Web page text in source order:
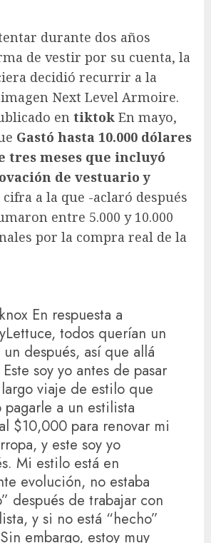
durante dos años
de vestir por su cuenta, la
decidió recurrir a la
Next Level Armoire.
en tiktok En mayo,
Gastó hasta 10.000 dólares
tres meses que incluyó
de vestuario y
cifra a la que -aclaró después
entre 5.000 y 10.000
por la compra real de la
En respuesta a
todos querían un
un después, así que allá
soy yo antes de pasar
viaje de estilo que
pagarle a un estilista
$10,000 para renovar mi
y este soy yo
Mi estilo está en
evolución, no estaba
después de trabajar con
y si no está “hecho”
embargo, estoy muy